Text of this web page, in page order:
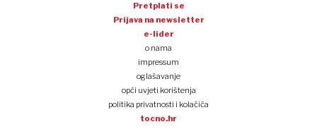
Pretplati se
Prijava na newsletter
e-lider
o nama
impressum
oglašavanje
opći uvjeti korištenja
politika privatnosti i kolačića
tocno.hr